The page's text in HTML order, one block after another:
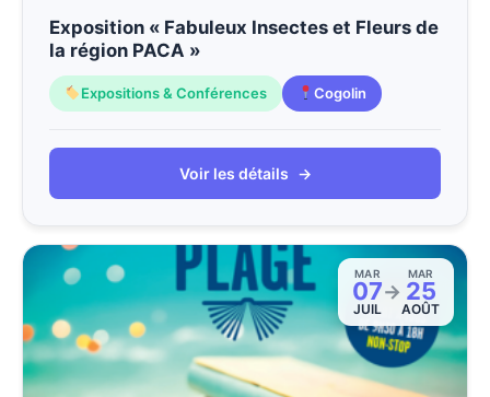
Exposition « Fabuleux Insectes et Fleurs de
la région PACA »
Expositions & Conférences Cogolin
Voir les détails →
MAR
07
JUIL
→
MAR
25
AOÛT